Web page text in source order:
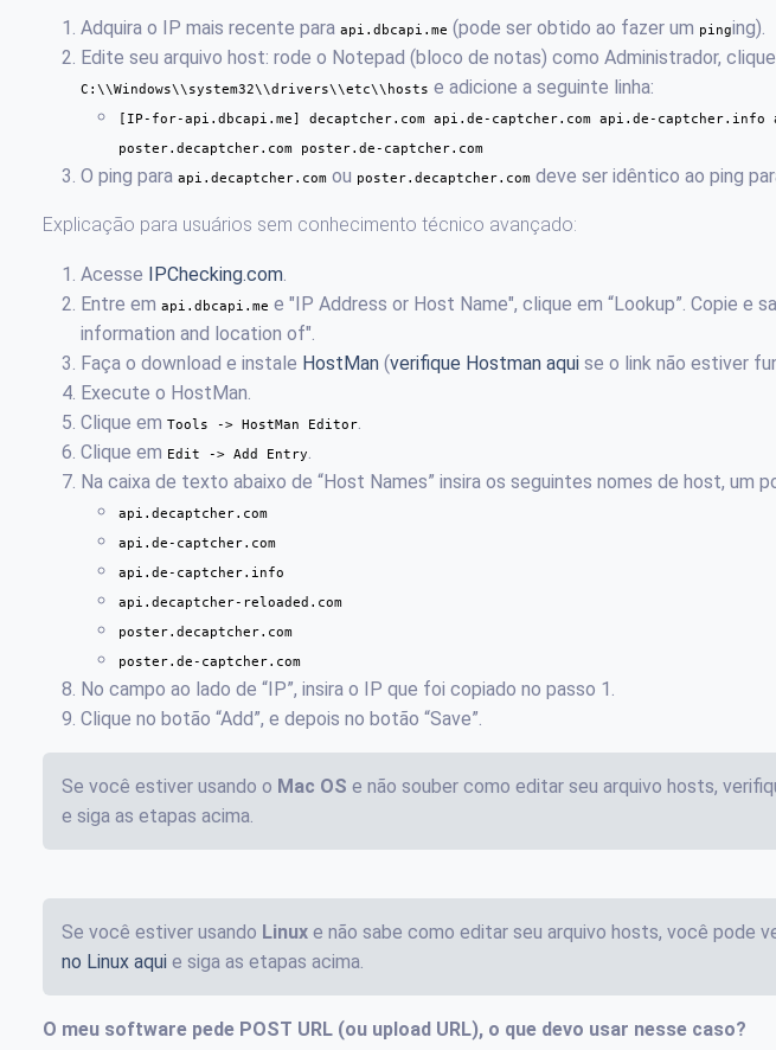
Adquira o IP mais recente para api.dbcapi.me (pode ser obtido ao fazer um pinging).
Edite seu arquivo host: rode o Notepad (bloco de notas) como Administrador,
C:\\Windows\\system32\\drivers\\etc\\hosts e adicione a seguinte linha:
[IP-for-api.dbcapi.me] decaptcher.com api.de-captcher.com api.de-captcher.info
poster.decaptcher.com poster.de-captcher.com
O ping para api.decaptcher.com ou poster.decaptcher.com deve ser idêntico ao ping
Explicação para usuários sem conhecimento técnico avançado:
Acesse IPChecking.com.
Entre em api.dbcapi.me e "IP Address or Host Name", clique em “Lookup”. Copie e
information and location of".
Faça o download e instale HostMan (verifique Hostman aqui se o link não estiver
Execute o HostMan.
Clique em Tools -> HostMan Editor.
Clique em Edit -> Add Entry.
Na caixa de texto abaixo de “Host Names” insira os seguintes nomes de host, um
api.decaptcher.com
api.de-captcher.com
api.de-captcher.info
api.decaptcher-reloaded.com
poster.decaptcher.com
poster.de-captcher.com
No campo ao lado de “IP”, insira o IP que foi copiado no passo 1.
Clique no botão “Add”, e depois no botão “Save”.
Se você estiver usando o Mac OS e não souber como editar seu arquivo hosts,
e siga as etapas acima.
Se você estiver usando Linux e não sabe como editar seu arquivo hosts, você pode
no Linux aqui e siga as etapas acima.
O meu software pede POST URL (ou upload URL), o que devo usar nesse caso?